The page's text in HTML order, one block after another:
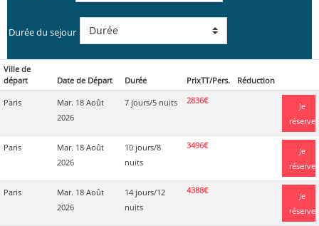
Durée du sejour
Ville de
départ
Date de Départ Durée PrixTT/Pers. Réduction
Paris
Mar. 18 Août
2026
7 jours/5 nuits 2836€
Je
réserve
Paris
Mar. 18 Août
2026
10 jours/8
nuits
3496€
Je
réserve
Paris
Mar. 18 Août
2026
14 jours/12
nuits
4388€
Je
réserve